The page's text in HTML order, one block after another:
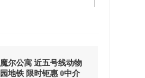
魔尔公寓 近五号线动物
园地铁 限时钜惠 0中介